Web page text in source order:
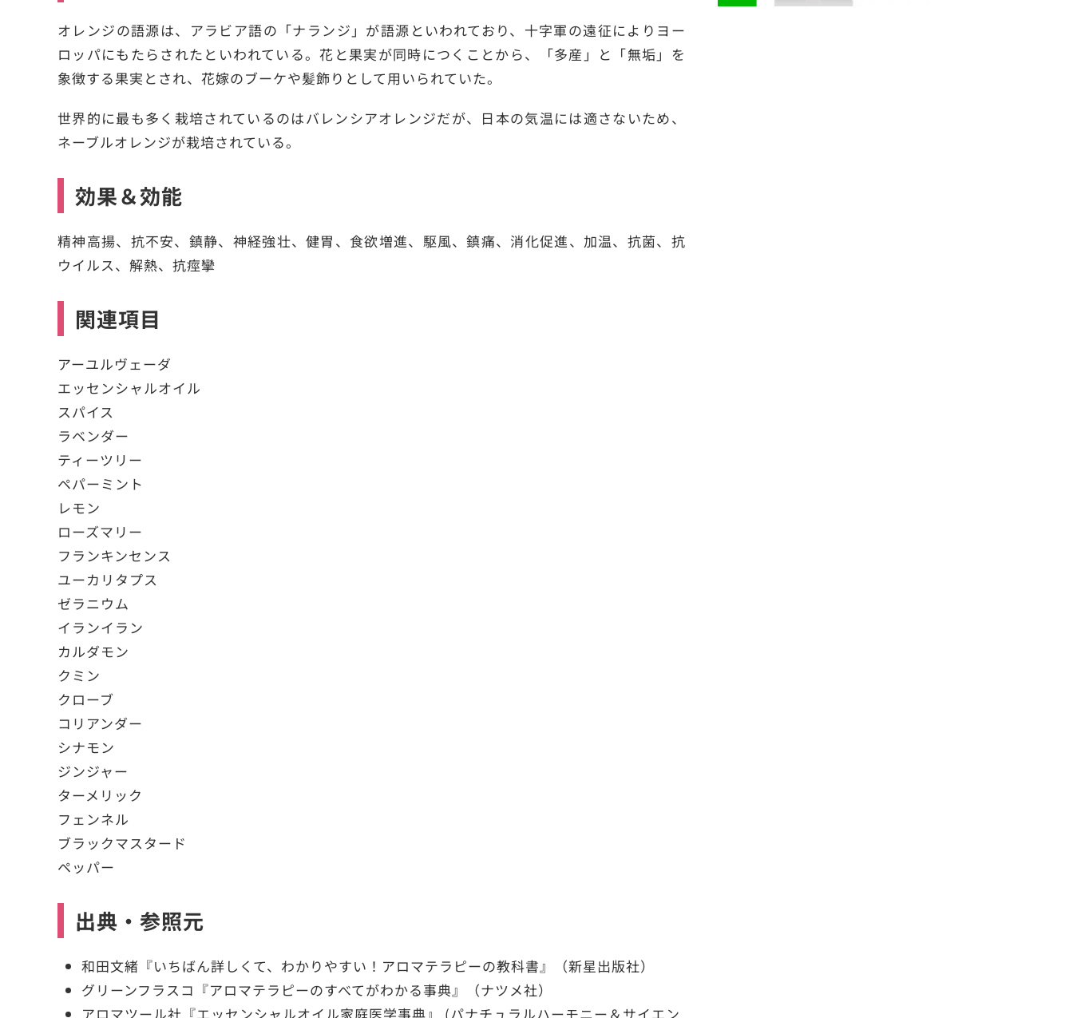
オレンジの語源は、アラビア語の「ナランジ」が語源といわれており、十字軍の遠征によりヨー
ロッパにもたらされたといわれている。花と果実が同時につくことから、「多産」と「無垢」を
象徴する果実とされ、花嫁のブーケや髪飾りとして用いられていた。
世界的に最も多く栽培されているのはバレンシアオレンジだが、日本の気温には適さないため、
ネーブルオレンジが栽培されている。
効果＆効能
精神高揚、抗不安、鎮静、神経強壮、健胃、食欲増進、駆風、鎮痛、消化促進、加温、抗菌、抗
ウイルス、解熱、抗痙攣
関連項目
アーユルヴェーダ
エッセンシャルオイル
スパイス
ラベンダー
ティーツリー
ペパーミント
レモン
ローズマリー
フランキンセンス
ユーカリタプス
ゼラニウム
イランイラン
カルダモン
クミン
クローブ
コリアンダー
シナモン
ジンジャー
ターメリック
フェンネル
ブラックマスタード
ペッパー
出典・参照元
和田文緒『いちばん詳しくて、わかりやすい！アロマテラピーの教科書』（新星出版社）
グリーンフラスコ『アロマテラピーのすべてがわかる事典』（ナツメ社）
アロマツール社『エッセンシャルオイル家庭医学事典』 (パナチュラルハーモニー＆サイエン